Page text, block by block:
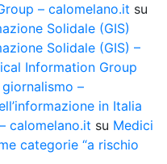
– calomelano.it su
Solidale (GIS)
Solidale (GIS) –
Information Group
–
in Italia
calomelano.it su Medici
categorie “a rischio